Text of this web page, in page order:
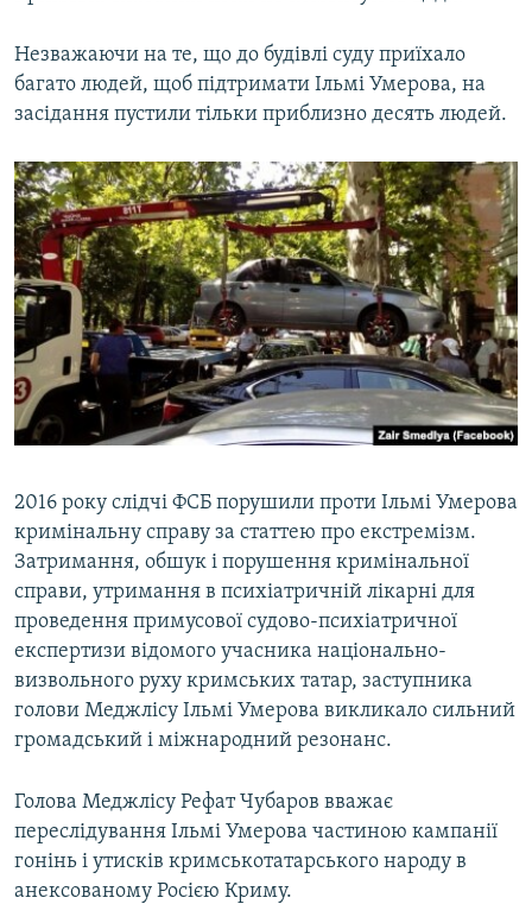
Незважаючи на те, що до будівлі суду приїхало
багато людей, щоб підтримати Ільмі Умерова, на
засідання пустили тільки приблизно десять людей.
2016 року слідчі ФСБ порушили проти Ільмі Умерова
кримінальну справу за статтею про екстремізм.
Затримання, обшук і порушення кримінальної
справи, утримання в психіатричній лікарні для
проведення примусової судово-психіатричної
експертизи відомого учасника національно-
визвольного руху кримських татар, заступника
голови Меджлісу Ільмі Умерова викликало сильний
громадський і міжнародний резонанс.
Голова Меджлісу Рефат Чубаров вважає
переслідування Ільмі Умерова частиною кампанії
гонінь і утисків кримськотатарського народу в
анексованому Росією Криму.